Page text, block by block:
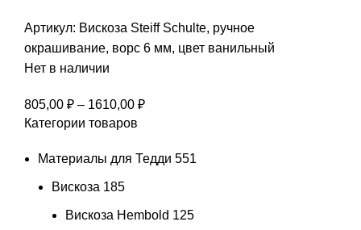
Артикул: Вискоза Steiff Schulte, ручное
окрашивание, ворс 6 мм, цвет ванильный
Нет в наличии
805,00 ₽ – 1610,00 ₽Диапазон
–
Категории товаров
Материалы для Тедди 551
Вискоза 185
Вискоза Hembold 125